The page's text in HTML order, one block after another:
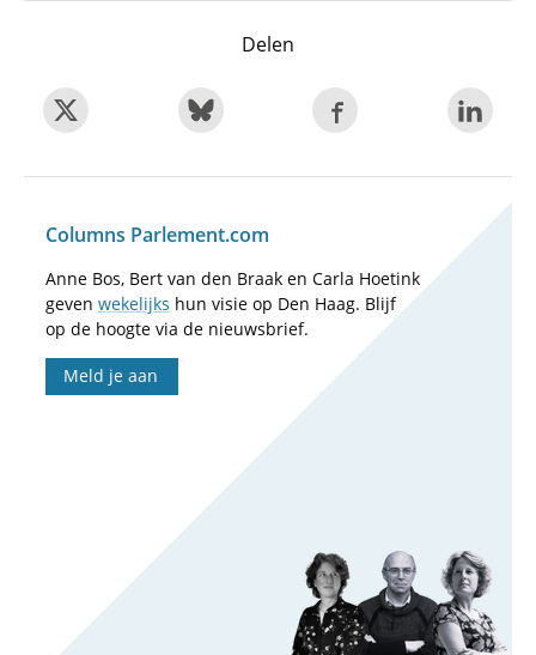
Delen
Columns Parlement.com
Anne Bos, Bert van den Braak en Carla Hoetink
geven wekelijks hun visie op Den Haag. Blijf
op de hoogte via de nieuwsbrief.
Meld je aan